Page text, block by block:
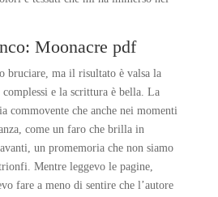
Moonacre pdf
bruciare, ma il risultato è valsa la
complessi e la scrittura è bella. La
commovente che anche nei momenti
come un faro che brilla in
un promemoria che non siamo
Mentre leggevo le pagine,
fare a meno di sentire che l’autore